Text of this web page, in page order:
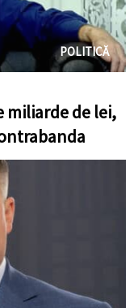
POLITICĂ
de lei,